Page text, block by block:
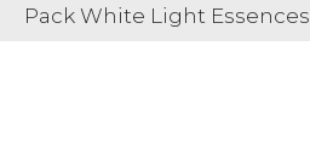
Pack White Light Essences